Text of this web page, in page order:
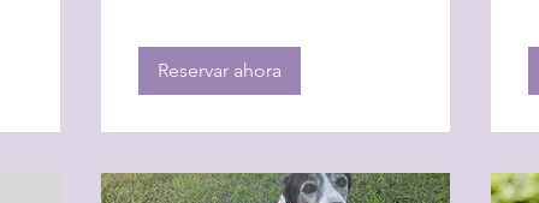
Reservar ahora